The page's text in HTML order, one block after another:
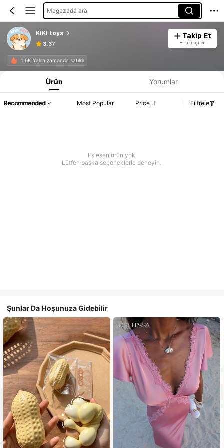
Mağazada ara
KIKI toys
3.37
Takip Et
8 Takipçiler
1.6K Yakın zamanda satıldı
Ürün Yorumlar
Recommended Most Popular Price Filtrele
Eşleşen ürün yok
Lütfen başka seçeneklerle deneyin.
Şunlar Da Hoşunuza Gidebilir